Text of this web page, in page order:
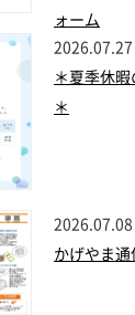
ォーム
2026.07.27
＊夏季休
＊
2026.07.08
かげやま通